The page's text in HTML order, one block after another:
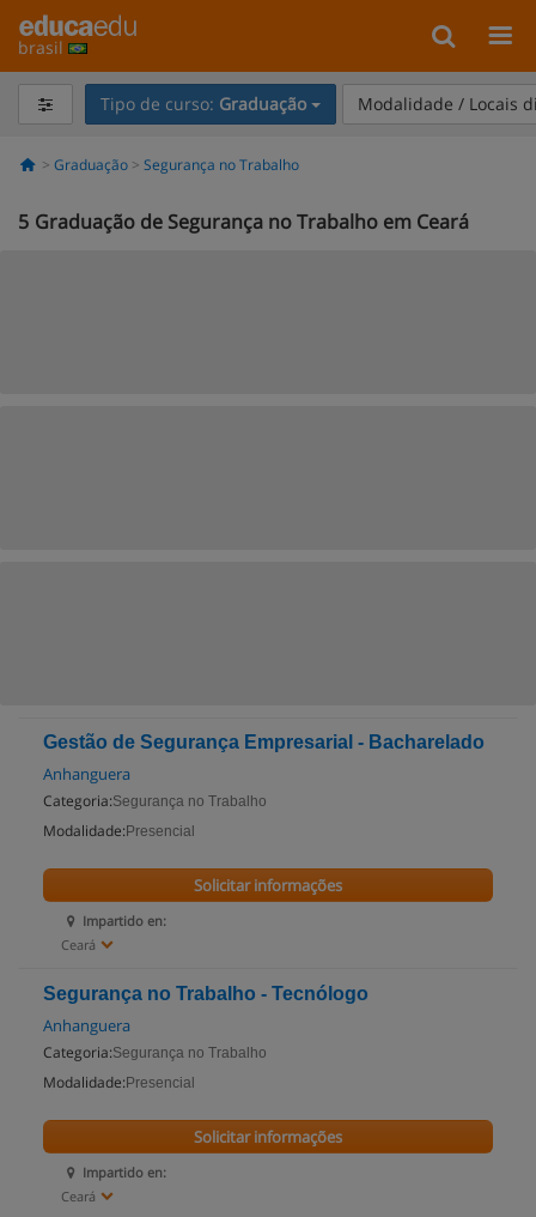
brasil
Tipo de curso: Graduação Modalidade / Locais
Graduação Segurança no Trabalho
5 Graduação de Segurança no Trabalho em Ceará
Gestão de Segurança Empresarial - Bacharelado
Anhanguera
Categoria:Segurança no Trabalho
Modalidade: Presencial
Impartido en:
Ceará
Solicitar informações
Segurança no Trabalho - Tecnólogo
Anhanguera
Categoria:Segurança no Trabalho
Modalidade: Presencial
Impartido en:
Ceará
Solicitar informações